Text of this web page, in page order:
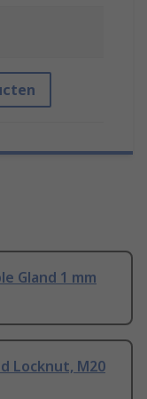
Gland 1 mm
Locknut, M20